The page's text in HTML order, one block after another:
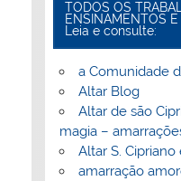
TODOS OS
ENSINAMENTOS E
Leia e consulte:
a Comunidade
Altar Blog
Altar de são
magia –
Altar S.
amarração